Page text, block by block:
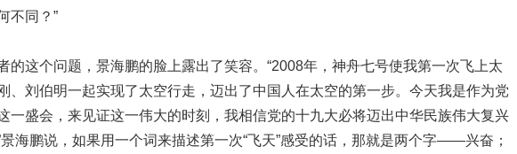
不同？”
这个问题，景海鹏的脸上露出了笑容。“2008年，神舟七号使我第一次飞上太
、刘伯明一起实现了太空行走，迈出了中国人在太空的第一步。今天我是作为党
一盛会，来见证这一伟大的时刻，我相信党的十九大必将迈出中华民族伟大复兴
景海鹏说，如果用一个词来描述第一次“飞天”感受的话，那就是两个字——兴奋；